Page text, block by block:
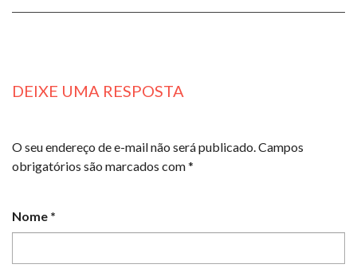
DEIXE UMA RESPOSTA
O seu endereço de e-mail não será publicado.Campos
obrigatórios são marcados com*
Nome *